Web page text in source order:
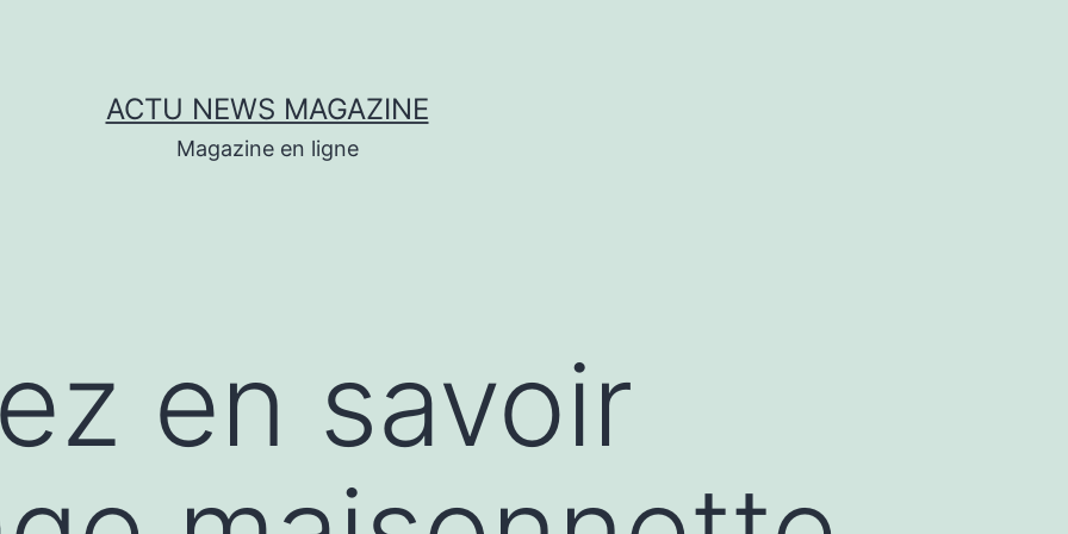
ACTU NEWS MAGAZINE
Magazine en ligne
en savoir